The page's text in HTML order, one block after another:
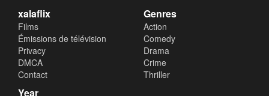
xalaflix
Films
Émissions de télévision
Privacy
DMCA
Contact
Genres
Action
Comedy
Drama
Crime
Thriller
Year